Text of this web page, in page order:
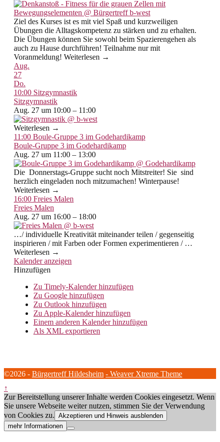
Ziel des Kurses ist es mit viel Spaß und kurzweiligen
Übungen die Alltagskompetenz zu stärken und zu erhalten.
Die Übungen können Sie sowohl beim Spazierengehen als
auch zu Hause durchführen! Teilnahme nur mit
Voranmeldung! Weiterlesen →
Aug.
27
Do.
10:00 Sitzgymnastik
Sitzgymnastik
Aug. 27 um 10:00 – 11:00
Weiterlesen →
11:00 Boule-Gruppe 3 im Godehardikamp
Boule-Gruppe 3 im Godehardikamp
Aug. 27 um 11:00 – 13:00
Die Donnerstags-Gruppe sucht noch Mitstreiter! Sie sind
herzlich eingeladen noch mitzumachen! Winterpause!
Weiterlesen →
16:00 Freies Malen
Freies Malen
Aug. 27 um 16:00 – 18:00
…/ individuelle Kreativität miteinander teilen / gegenseitig
inspirieren / mit Farben oder Formen experimentieren / …
Weiterlesen →
Kalender anzeigen
Hinzufügen
Zu Timely-Kalender hinzufügen
Zu Google hinzufügen
Zu Outlook hinzufügen
Zu Apple-Kalender hinzufügen
Einem anderen Kalender hinzufügen
Als XML exportieren
©2026 - Bürgertreff Hildesheim - Weaver Xtreme Theme
↑
Zur Bereitstellung unserer Inhalte werden Cookies eingesetzt. Wenn
Sie unsere Webseite weiter nutzen, stimmen Sie der Verwendung
von Cookies zu. Akzeptieren und Hinweis ausblenden
mehr Informationen